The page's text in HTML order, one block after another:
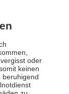
oder
keinen
beruhigend